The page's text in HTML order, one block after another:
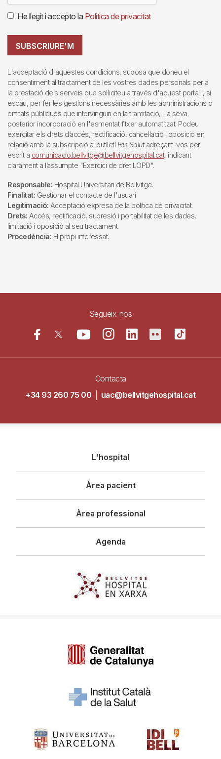
He llegit i accepto la Política de privacitat
SUBSCRIURE'M
L'acceptació d'aquestes condicions, suposa que doneu el
consentiment al tractament de les vostres dades personals per a
la prestació dels serveis que sol·liciteu a través d'aquest portal i, si
escau, per fer les gestions necessàries amb les administracions o
entitats públiques que intervinguin en la tramitació, i la seva
posterior incorporació en l'esmentat fitxer automatitzat. Podeu
exercitar els drets d’accés, rectificació, cancel·lació i oposició en
relació amb la subscripció al butlletí Fes Salutadreçant-vos per
escrit a comunicacio.bellvitge@bellvitgehospital.cat, indicant
clarament a l’assumpte "Exercici de dret LOPD".
Responsable: Hospital Universitari de Bellvitge.
Finalitat: Gestionar el contacte de l'usuari
Legitimació: Acceptació expresa de la política de privacitat.
Drets: Accés, rectificació, supresió i portabilitat de les dades,
limitació i oposició al seu tractament.
Procedència: El propi interessat.
Segueix-nos
Contacta
+34 93 260 75 00
uac@bellvitgehospital.cat
principal
L'hospital
Àrea pacient
Àrea professional
Agenda